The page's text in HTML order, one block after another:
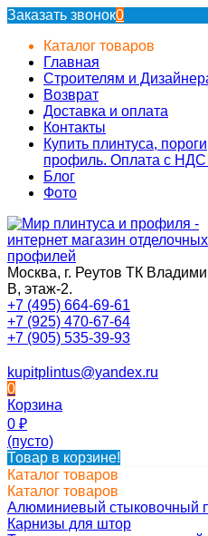
Заказать звонок0
Каталог товаров
Главная
Строителям и
Возврат
Доставка и оплата
Контакты
Купить плинтуса,
профиль. Оплата с
Блог
Фото
Москва, г. Реутов ТК
В, этаж-2.
+7 (495) 664-69-61
+7 (925) 470-67-64
+7 (905) 535-39-93
kupitplintus@yandex.ru
0
Корзина
0 ₽
(пусто)
Товар в корзине!
Каталог товаров
Каталог товаров
Алюминиевый стыковочный
Карнизы для штор